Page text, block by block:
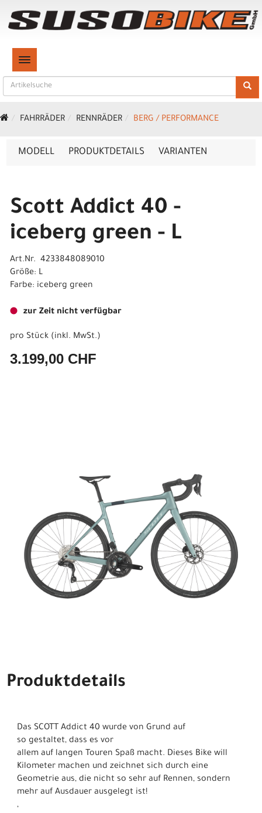
TOGGLE NAVIGATION
FAHRRÄDER RENNRÄDER BERG / PERFORMANCE
MODELL PRODUKTDETAILS VARIANTEN
Scott Addict 40 -
iceberg green - L
Art.Nr. 4233848089010
Größe: L
Farbe: iceberg green
zur Zeit nicht verfügbar
pro Stück (inkl. MwSt.)
3.199,00 CHF
Produktdetails
Das SCOTT Addict 40 wurde von Grund auf
so gestaltet, dass es vor
allem auf langen Touren Spaß macht. Dieses Bike will
Kilometer machen und zeichnet sich durch eine
Geometrie aus, die nicht so sehr auf Rennen, sondern
mehr auf Ausdauer ausgelegt ist!
,